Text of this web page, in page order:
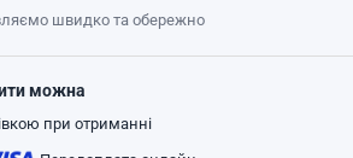
швидко та обережно
можна
при отриманні